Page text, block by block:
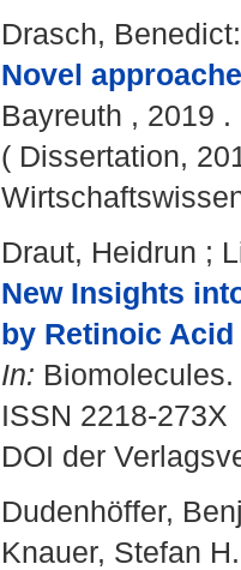
Drasch, Benedict:
Novel
Bayreuth , 2019
( Dissertation,
Draut, Heidrun ;
New Insights
by Retinoic
In:
ISSN 2218-273X
DOI der
Dudenhöffer,
Knauer, Stefan H.